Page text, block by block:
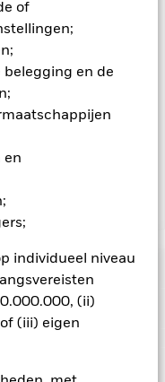
of
en de
en
individueel niveau
(ii)
(iii) eigen
van het fonds.
om zijn kosten
van de hiermee
37,5% ten
Aangezien de
de
is deze niet in
en/of de